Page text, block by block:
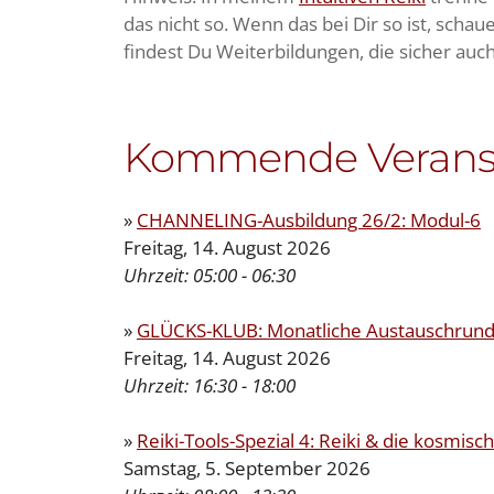
das nicht so. Wenn das bei Dir so ist,
findest Du Weiterbildungen, die sicher
Kommende
» CHANNELING-Ausbildung 26/2: Modul-6
Freitag, 14. August 2026
Uhrzeit: 05:00 - 06:30
» GLÜCKS-KLUB: Monatliche
Freitag, 14. August 2026
Uhrzeit: 16:30 - 18:00
» Reiki-Tools-Spezial 4: Reiki & die
Samstag, 5. September 2026